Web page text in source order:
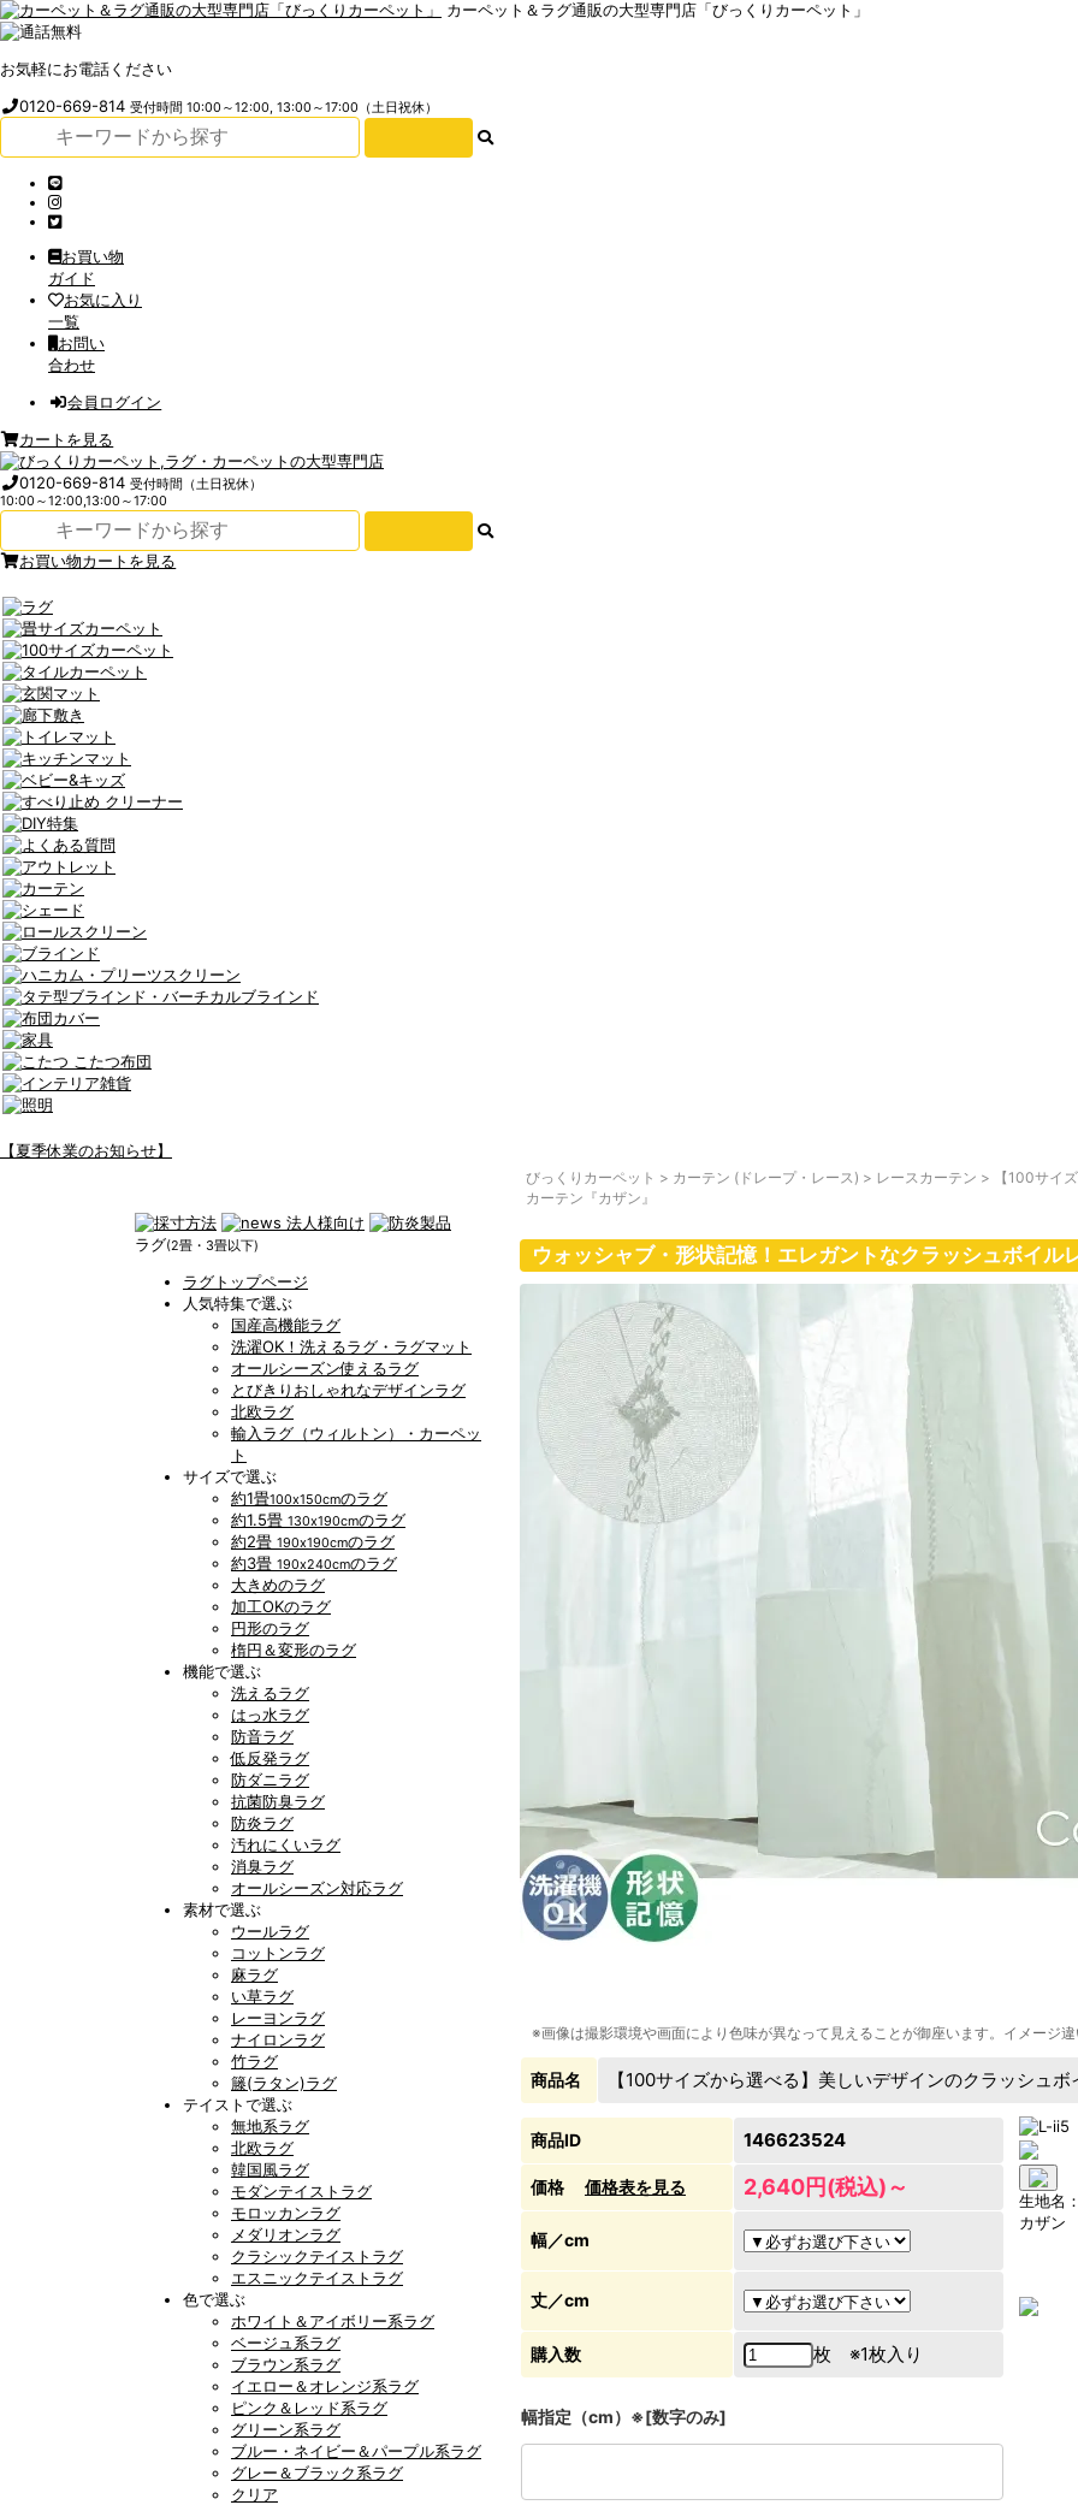
カーペット＆ラグ通販の大型専門店「びっくりカーペット」
お気軽にお電話ください
0120-669-814受付時間 10:00～12:00, 13:00～17:00（土日祝休）
お買い物
ガイド
お気に入り
一覧
お問い
合わせ
会員ログイン
カートを見る
0120-669-814受付時間（土日祝休）
10:00～12:00,13:00～17:00
お買い物カートを見る
【夏季休業のお知らせ】
ラグ(2畳・3畳以下)
ラグトップページ
人気特集で選ぶ
国産高機能ラグ
洗濯OK！洗えるラグ・ラグマット
オールシーズン使えるラグ
とびきりおしゃれなデザインラグ
北欧ラグ
輸入ラグ（ウィルトン）・カーペッ
ト
サイズで選ぶ
約1畳100x150cmのラグ
約1.5畳 130x190cmのラグ
約2畳 190x190cmのラグ
約3畳 190x240cmのラグ
大きめのラグ
加工OKのラグ
円形のラグ
楕円＆変形のラグ
機能で選ぶ
洗えるラグ
はっ水ラグ
防音ラグ
低反発ラグ
防ダニラグ
抗菌防臭ラグ
防炎ラグ
汚れにくいラグ
消臭ラグ
オールシーズン対応ラグ
素材で選ぶ
ウールラグ
コットンラグ
麻ラグ
い草ラグ
レーヨンラグ
ナイロンラグ
竹ラグ
籐(ラタン)ラグ
テイストで選ぶ
無地系ラグ
北欧ラグ
韓国風ラグ
モダンテイストラグ
モロッカンラグ
メダリオンラグ
クラシックテイストラグ
エスニックテイストラグ
色で選ぶ
ホワイト＆アイボリー系ラグ
ベージュ系ラグ
ブラウン系ラグ
イエロー＆オレンジ系ラグ
ピンク＆レッド系ラグ
グリーン系ラグ
ブルー・ネイビー＆パープル系ラグ
グレー＆ブラック系ラグ
クリア
びっくりカーペット > カーテン (ドレープ・レース) > レースカーテン >
【100サイ
カーテン『カザン』
ウォッシャブ・形状記憶！エレガントなクラッシュボイル
※画像は撮影環境や画面により色味が異なって見えることが御座います。イメージ
商品名 【100サイズから選べる】美しいデザインのクラッシュ
商品ID 146623524
価格 価格表を見る 2,640円(税込)～
幅／cm
丈／cm
購入数 枚 ※1枚入り
幅指定（cm）※[数字のみ]
生地名：
カザン